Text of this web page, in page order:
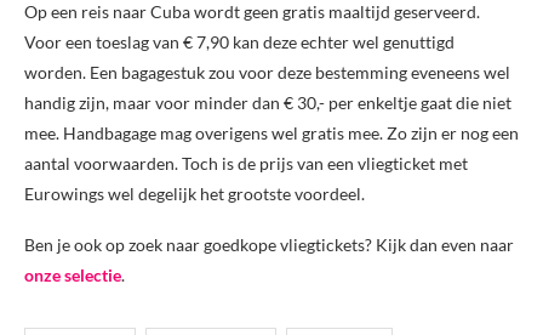
Op een reis naar Cuba wordt geen gratis maaltijd geserveerd.
Voor een toeslag van € 7,90 kan deze echter wel genuttigd
worden. Een bagagestuk zou voor deze bestemming eveneens wel
handig zijn, maar voor minder dan € 30,- per enkeltje gaat die niet
mee. Handbagage mag overigens wel gratis mee. Zo zijn er nog een
aantal voorwaarden. Toch is de prijs van een vliegticket met
Eurowings wel degelijk het grootste voordeel.
Ben je ook op zoek naar goedkope vliegtickets? Kijk dan even naar
onze selectie.